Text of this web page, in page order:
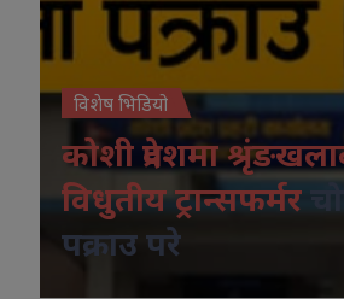
विशेष भिडियो
कोशी प्रदेशमा
विधुतीय ट्रान्सफर्मर
पक्राउ परे